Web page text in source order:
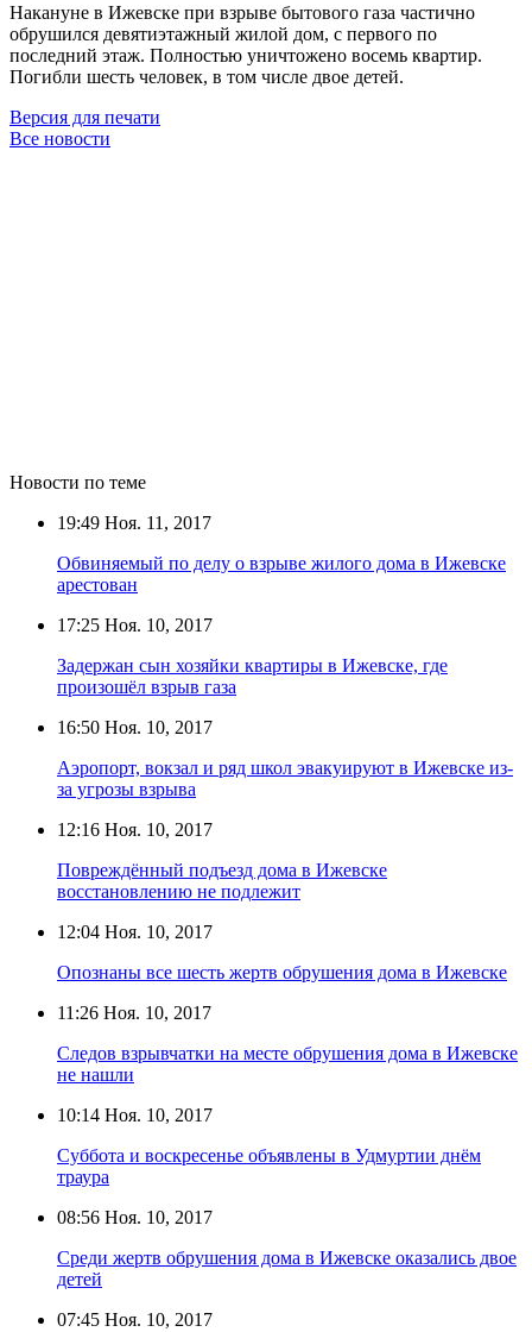
Накануне в Ижевске при взрыве бытового газа частично
обрушился девятиэтажный жилой дом, с первого по
последний этаж. Полностью уничтожено восемь квартир.
Погибли шесть человек, в том числе двое детей.
Версия для печати
Все новости
Новости по теме
19:49 Ноя. 11, 2017
Обвиняемый по делу о взрыве жилого дома в Ижевске
арестован
17:25 Ноя. 10, 2017
Задержан сын хозяйки квартиры в Ижевске, где
произошёл взрыв газа
16:50 Ноя. 10, 2017
Аэропорт, вокзал и ряд школ эвакуируют в Ижевске из-
за угрозы взрыва
12:16 Ноя. 10, 2017
Повреждённый подъезд дома в Ижевске
восстановлению не подлежит
12:04 Ноя. 10, 2017
Опознаны все шесть жертв обрушения дома в Ижевске
11:26 Ноя. 10, 2017
Следов взрывчатки на месте обрушения дома в Ижевске
не нашли
10:14 Ноя. 10, 2017
Суббота и воскресенье объявлены в Удмуртии днём
траура
08:56 Ноя. 10, 2017
Среди жертв обрушения дома в Ижевске оказались двое
детей
07:45 Ноя. 10, 2017